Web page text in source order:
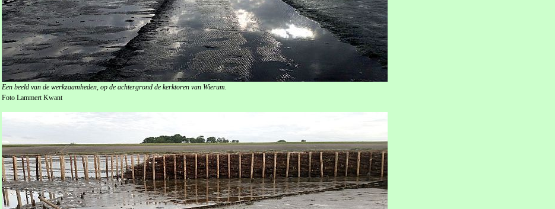
Een beeld van de werkzaamheden, op de achtergrond de kerktoren van Wierum.
Foto Lammert Kwant